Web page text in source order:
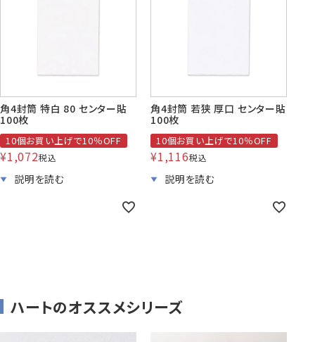
角4封筒 特白 80 センター貼
100枚
10個お買い上げで10％OFF
¥1,072税込
角4封筒 若狭 厚口 センター貼
100枚
10個お買い上げで10％OFF
¥1,116税込
ハートのオススメシリーズ